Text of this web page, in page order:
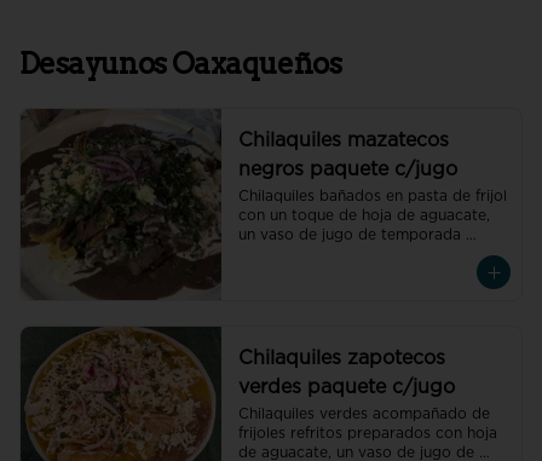
Desayunos Oaxaqueños
Chilaquiles mazatecos
negros paquete c/jugo
Chilaquiles bañados en pasta de frijol
con un toque de hoja de aguacate,
un vaso de jugo de temporada
pluma hidalgo, oaxaca, un pan dulce
chilaquiles
Chilaquiles zapotecos
verdes paquete c/jugo
Chilaquiles verdes acompañado de
frijoles refritos preparados con hoja
de aguacate, un vaso de jugo de